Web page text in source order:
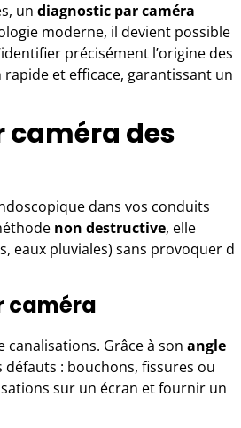
un diagnostic par caméra
moderne, il devient possible
précisément l’origine des
et efficace, garantissant un
caméra des
dans vos conduits
non destructive, elle
eaux pluviales) sans provoquer d
caméra
canalisations. Grâce à son angle
: bouchons, fissures ou
sur un écran et fournir un